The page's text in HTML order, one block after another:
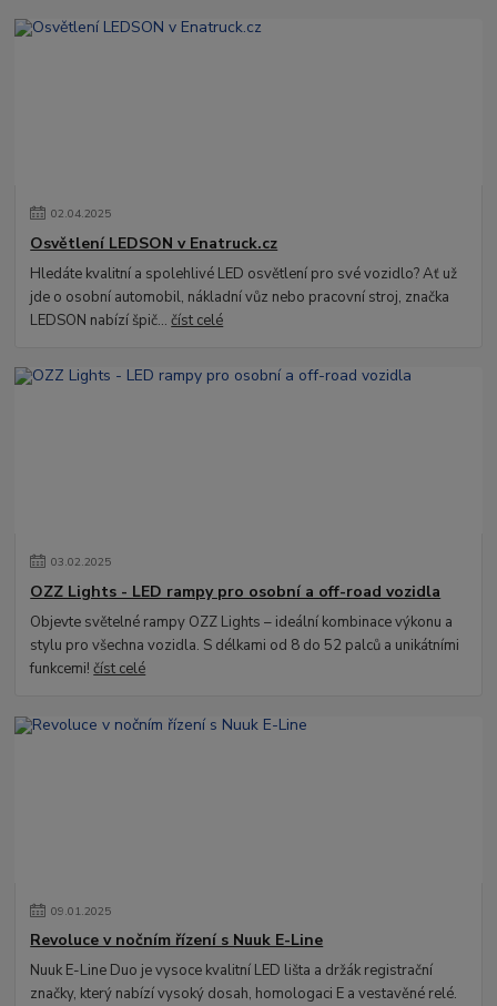
02.04.2025
Osvětlení LEDSON v Enatruck.cz
Hledáte kvalitní a spolehlivé LED osvětlení pro své vozidlo? Ať už
jde o osobní automobil, nákladní vůz nebo pracovní stroj, značka
LEDSON nabízí špič...číst celé
03.02.2025
OZZ Lights - LED rampy pro osobní a off-road vozidla
Objevte světelné rampy OZZ Lights – ideální kombinace výkonu a
stylu pro všechna vozidla. S délkami od 8 do 52 palců a unikátními
funkcemi!číst celé
09.01.2025
Revoluce v nočním řízení s Nuuk E-Line
Nuuk E-Line Duo je vysoce kvalitní LED lišta a držák registrační
značky, který nabízí vysoký dosah, homologaci E a vestavěné relé.